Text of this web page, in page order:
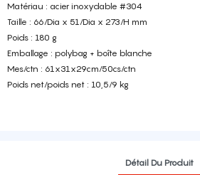
Matériau : acier inoxydable #304
Taille : 66/Dia x 51/Dia x 273/H mm
Poids : 180 g
Emballage : polybag + boîte blanche
Mes/ctn : 61x31x29cm/50cs/ctn
Poids net/poids net : 10,5/9 kg
Détail Du Produit